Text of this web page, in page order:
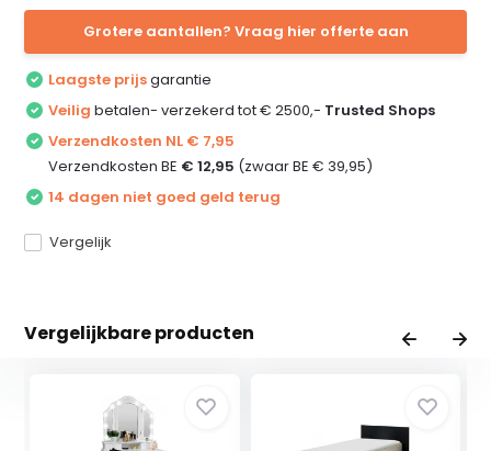
Grotere aantallen? Vraag hier offerte aan
Laagste prijsgarantie
Veilig betalen- verzekerd tot € 2500,- Trusted Shops
Verzendkosten NL € 7,95
Verzendkosten BE € 12,95 (zwaar BE € 39,95)
14 dagen niet goed geld terug
Vergelijk
Vergelijkbare producten